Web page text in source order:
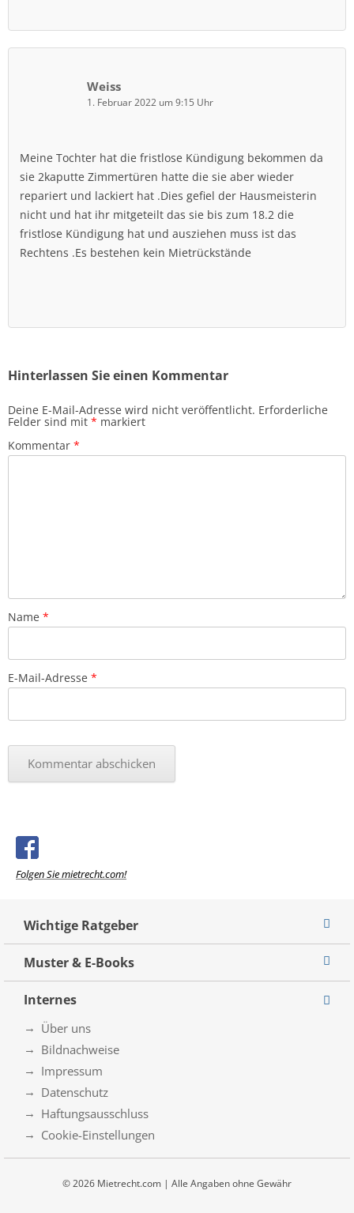
Weiss
1. Februar 2022 um 9:15 Uhr
Meine Tochter hat die fristlose Kündigung bekommen da
sie 2kaputte Zimmertüren hatte die sie aber wieder
repariert und lackiert hat .Dies gefiel der Hausmeisterin
nicht und hat ihr mitgeteilt das sie bis zum 18.2 die
fristlose Kündigung hat und ausziehen muss ist das
Rechtens .Es bestehen kein Mietrückstände
Hinterlassen Sie einen Kommentar
Deine E-Mail-Adresse wird nicht veröffentlicht. Erforderliche
Felder sind mit * markiert
Kommentar *
Name *
E-Mail-Adresse *
Folgen Sie mietrecht.com!
Wichtige Ratgeber
Muster & E-Books
Internes
Über uns
Bildnachweise
Impressum
Datenschutz
Haftungsausschluss
Cookie-Einstellungen
© 2026 Mietrecht.com | Alle Angaben ohne Gewähr